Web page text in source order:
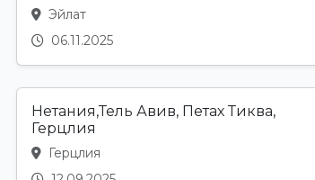
Эйлат
06.11.2025
Нетания,Тель Авив, Петах Тиква,
Герцлия
Герцлия